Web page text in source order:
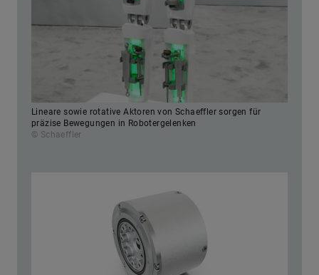
Lineare sowie rotative Aktoren von Schaeffler sorgen für
präzise Bewegungen in Robotergelenken
© Schaeffler